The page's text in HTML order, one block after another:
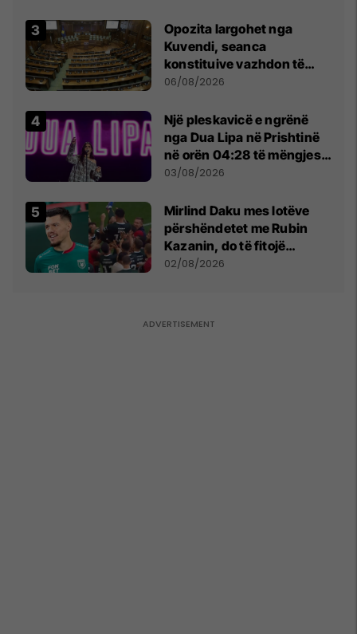
Opozita largohet nga
Kuvendi, seanca
konstituive vazhdon të
shtunën në orën 11:00
06/08/2026
Një pleskavicë e ngrënë
nga Dua Lipa në Prishtinë
në orën 04:28 të mëngjesit
- dhe bota digjitale serbe
03/08/2026
Mirlind Daku mes lotëve
përshëndetet me Rubin
Kazanin, do të fitojë
miliona te Spartak Moska
02/08/2026